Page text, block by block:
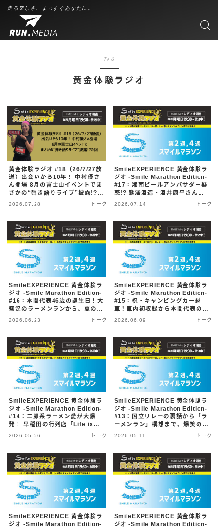
走る楽しさ、まっすぐあなたに。
TAG
黄金体験ラジオ
黄金体験ラジオ #18（26/7/27放
送）出会いから10年！ 中村優さ
ん登場 8月の富士山イベントでま
さかの“弾き語りライブ”披露!?の
2026.07.28 トーク
SmileEXPERIENCE 黄金体験ラ
ジオ -Smile Marathon Edition-
#17：湘南ビールアンバサダー疑
惑!? 熊澤酒造・酒井康平さん登
2026.07.14 トーク
SmileEXPERIENCE 黄金体験ラ
ジオ -Smile Marathon Edition-
#16：本間代表46歳の誕生日！大
盛況のラーメンランから、夏の
2026.06.23 トーク
SmileEXPERIENCE 黄金体験ラ
ジオ -Smile Marathon Edition-
#15：祝・キャンピングカー納
車！車内初収録から本間代表の肉
2026.06.09 トーク
SmileEXPERIENCE 黄金体験ラ
ジオ -Smile Marathon Edition-
#14：二郎系ラーメン愛が大爆
発！ 早稲田の行列店「Life is
2026.05.26 トーク
SmileEXPERIENCE 黄金体験ラ
ジオ -Smile Marathon Edition-
#13：国立リレーの裏話から「ラ
ーメンラン」構想まで、爆笑の二
2026.05.11 トーク
SmileEXPERIENCE 黄金体験ラ
ジオ -Smile Marathon Edition-
SmileEXPERIENCE 黄金体験ラ
ジオ -Smile Marathon Edition-